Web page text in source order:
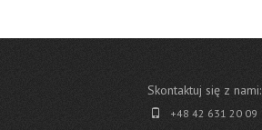
Skontaktuj się z nami:
+48 42 631 20 09